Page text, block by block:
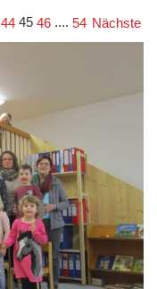
44 45 46 .... 54 Nächste